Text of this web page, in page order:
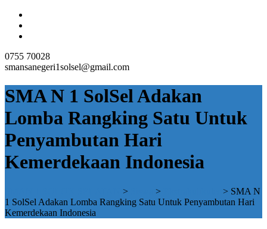
0755 70028
smansanegeri1solsel@gmail.com
SMA N 1 SolSel Adakan
Lomba Rangking Satu Untuk
Penyambutan Hari
Kemerdekaan Indonesia
> > > SMA N
1 SolSel Adakan Lomba Rangking Satu Untuk Penyambutan Hari
Kemerdekaan Indonesia